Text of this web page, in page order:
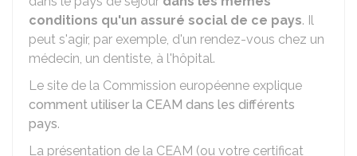
conditions qu'un assuré social de ce pays. Il
peut s'agir, par exemple, d'un rendez-vous chez un
médecin, un dentiste, à l'hôpital.
Le site de la Commission européenne explique
comment utiliser la CEAM dans les différents
pays.
La présentation de la CEAM (ou votre certificat